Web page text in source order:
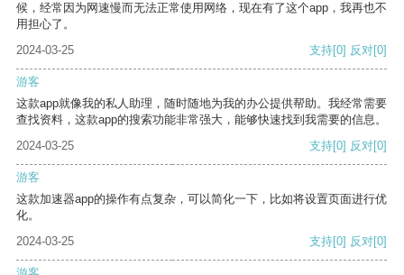
候，经常因为网速慢而无法正常使用网络，现在有了这个app，我再也不
用担心了。
2024-03-25
支持[0] 反对[0]
游客
这款app就像我的私人助理，随时随地为我的办公提供帮助。我经常需要
查找资料，这款app的搜索功能非常强大，能够快速找到我需要的信息。
2024-03-25
支持[0] 反对[0]
游客
这款加速器app的操作有点复杂，可以简化一下，比如将设置页面进行优
化。
2024-03-25
支持[0] 反对[0]